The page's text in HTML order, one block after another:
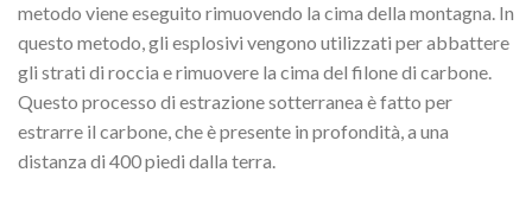
metodo viene eseguito rimuovendo la cima della montagna. In
questo metodo, gli esplosivi vengono utilizzati per abbattere
gli strati di roccia e rimuovere la cima del filone di carbone.
Questo processo di estrazione sotterranea è fatto per
estrarre il carbone, che è presente in profondità, a una
distanza di 400 piedi dalla terra.